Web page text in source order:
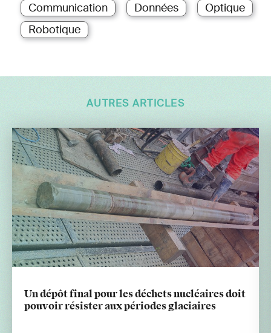
Communication Données
Optique
Robotique
AUTRES ARTICLES
Un dépôt final pour les déchets nucléaires doit
pouvoir résister aux périodes glaciaires